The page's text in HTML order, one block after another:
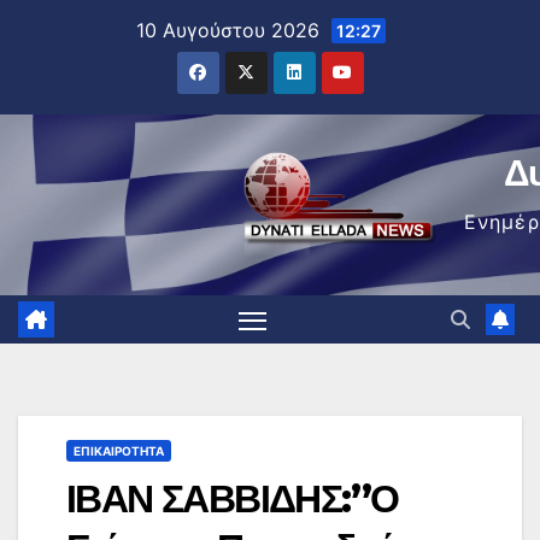
10 Αυγούστου 2026 12:27
ΕΠΙΚΑΙΡΌΤΗΤΑ
ΙΒΑΝ ΣΑΒΒΙΔΗΣ:”Ο